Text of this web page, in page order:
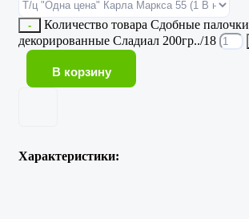
-
Количество товара Сдобные палочки
декорированные Сладиал 200гр../18
В корзину
Характеристики: